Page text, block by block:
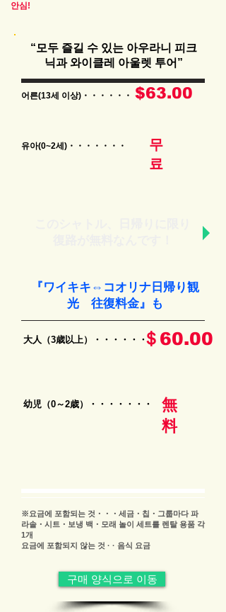
안심!
“모두 즐길 수 있는 아우라니 피크
닉과 와이클레 아울렛 투어”
어른(13세 이상)・・・・・・ $63.00
유아(0~2세)・・・・・・・
무
료
『ワイキキ⇔コオリナ日帰り観
光 往復料金』も
＄60.00
大人（3歳以上）・・・・・・
幼児（0～2歳）・・・・・・・
無
料
※요금에 포함되는 것・・・세금・칩・그룹마다 파
라솔・시트・보냉 백・모래 놀이 세트를 렌탈 용품 각
1개
요금에 포함되지 않는 것 · · 음식 요금
구매 양식으로 이동